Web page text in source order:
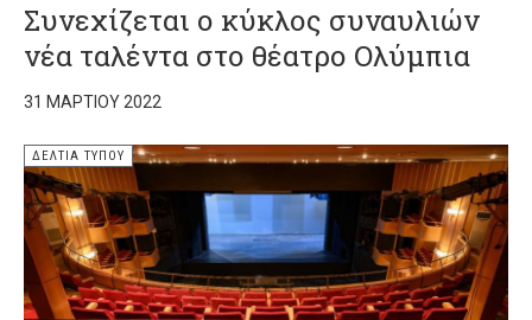
Συνεχίζεται ο κύκλος συναυλιών
νέα ταλέντα στο θέατρο Ολύμπια
31 ΜΑΡΤΊΟΥ 2022
ΔΕΛΤΊΑ ΤΎΠΟΥ